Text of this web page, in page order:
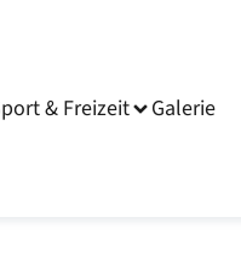
& Freizeit Galerie